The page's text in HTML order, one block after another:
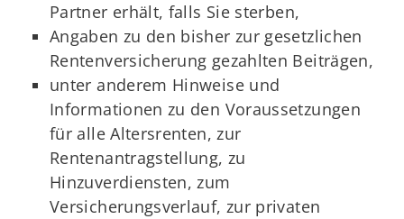
Partner erhält, falls Sie sterben,
Angaben zu den bisher zur gesetzlichen
Rentenversicherung gezahlten Beiträgen,
unter anderem Hinweise und
Informationen zu den Voraussetzungen
für alle Altersrenten, zur
Rentenantragstellung, zu
Hinzuverdiensten, zum
Versicherungsverlauf, zur privaten